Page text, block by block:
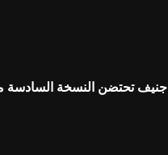
جنيف تحتضن النسخة السادسة